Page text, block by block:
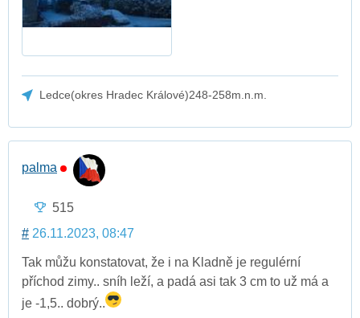
Ledce(okres Hradec Králové)248-258m.n.m.
palma
515
# 26.11.2023, 08:47
Tak můžu konstatovat, že i na Kladně je regulérní
příchod zimy.. sníh leží, a padá asi tak 3 cm to už má a
je -1,5.. dobrý..